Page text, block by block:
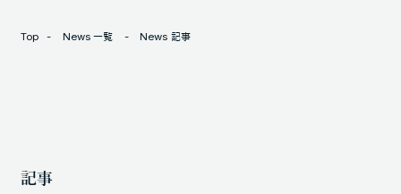
インタビュー
トラックレコード
Top News 一覧 News 記事
記事